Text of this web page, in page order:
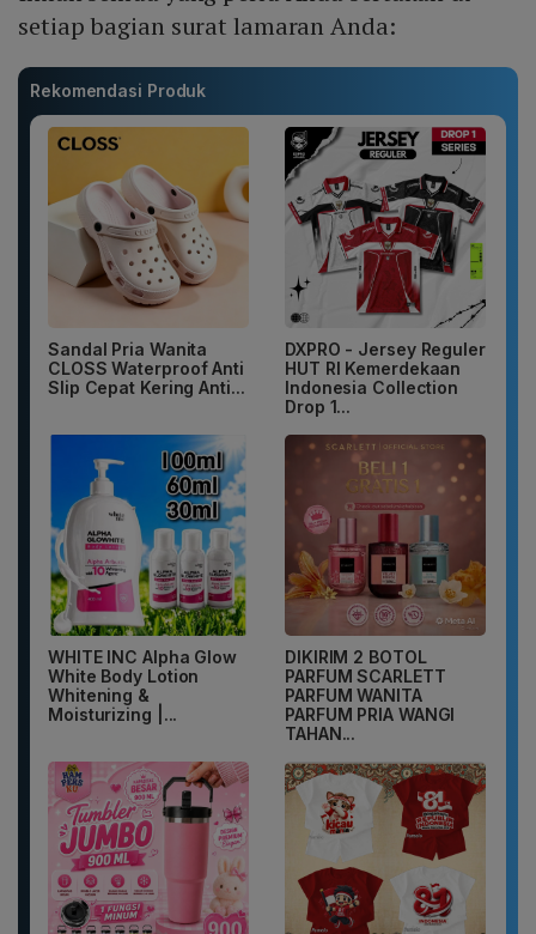
setiap bagian surat lamaran Anda:
Rekomendasi Produk
Sandal Pria Wanita
CLOSS Waterproof Anti
Slip Cepat Kering Anti...
DXPRO - Jersey Reguler
HUT RI Kemerdekaan
Indonesia Collection
Drop 1...
WHITE INC Alpha Glow
White Body Lotion
Whitening &
Moisturizing |...
DIKIRIM 2 BOTOL
PARFUM SCARLETT
PARFUM WANITA
PARFUM PRIA WANGI
TAHAN...